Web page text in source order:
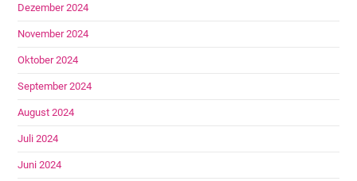
Dezember 2024
November 2024
Oktober 2024
September 2024
August 2024
Juli 2024
Juni 2024